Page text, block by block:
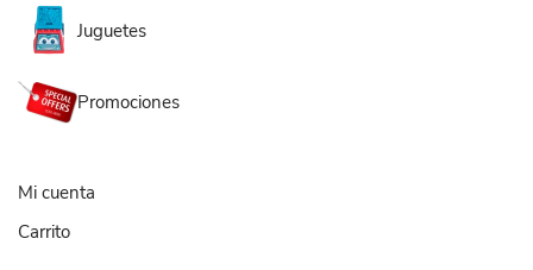
Juguetes
Promociones
Mi cuenta
Carrito